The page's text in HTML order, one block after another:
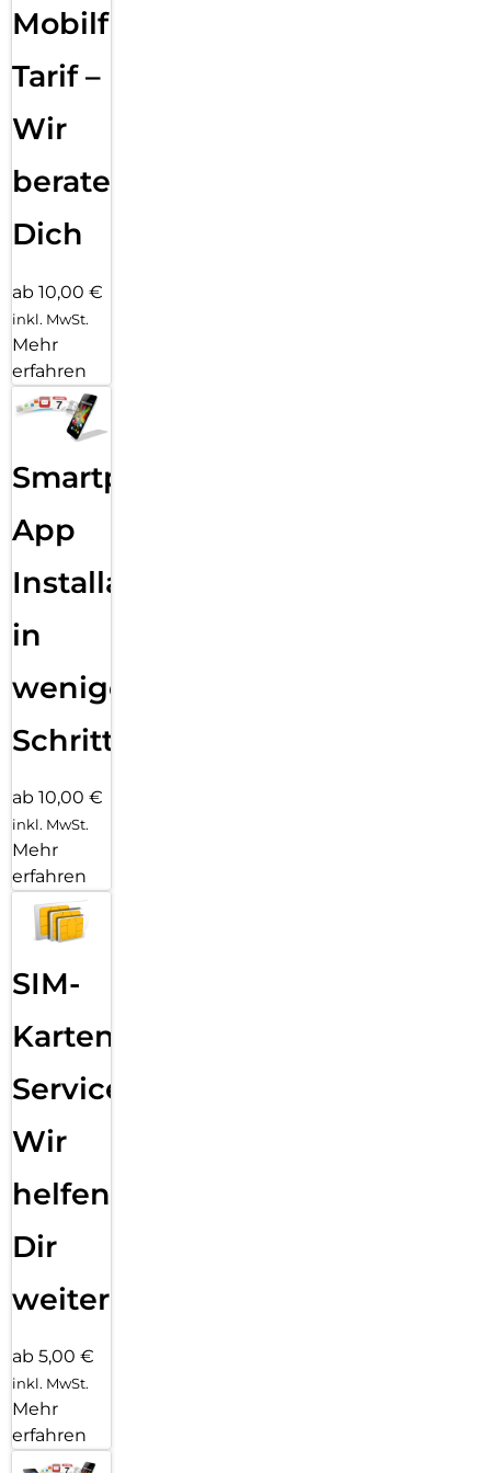
Widerstandsfähigkeit nach Militärstandard bieten die
perfekte Kombinationaus Style und Schutz. Erlebe zudem
Geschwindigkeiten. Schärfe deine Perspektive mit dem
Das neue moto g87 bietet dir unsere bisher beste moto g-
kannst du bei allen Lichtverhältnissenultrascharfe Bilder
Zoll großen Extreme-AMOLED-Display.
Mobilfunk
Tarif –
Wir
beraten
Dich
ab 10,00 €
inkl. MwSt.
Mehr
erfahren
Smartphone
App
Installation
in
wenigen
Schritten
ab 10,00 €
inkl. MwSt.
Mehr
erfahren
SIM-
Karten
Service:
Wir
helfen
Dir
weiter
ab 5,00 €
inkl. MwSt.
Mehr
erfahren